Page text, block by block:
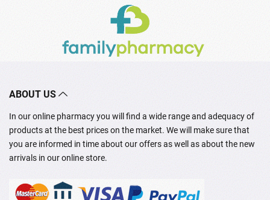
ABOUT US
In our online pharmacy you will find a wide range and adequacy of
products at the best prices on the market. We will make sure that
you are informed in time about our offers as well as about the new
arrivals in our online store.